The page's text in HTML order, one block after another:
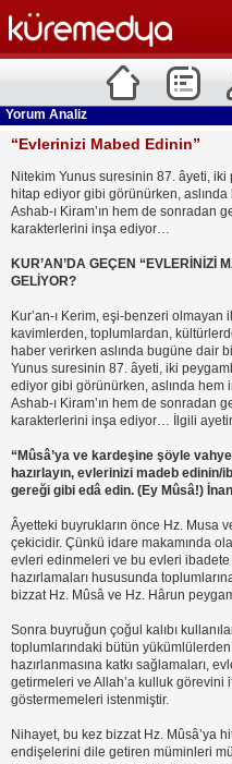
Yorum Analiz
“Evlerinizi Mabed Edinin”
Nitekim Yunus suresinin 87. âyeti,
hitap ediyor gibi görünürken,
Ashab-ı Kiram’ın hem de sonradan
karakterlerini inşa ediyor…
KUR’AN’DA GEÇEN “EVLERİNİZİ
GELİYOR?
Kur’an-ı Kerim, eşi-benzeri
kavimlerden, toplumlardan,
haber verirken aslında bugüne dair
Yunus suresinin 87. âyeti, iki
ediyor gibi görünürken, aslında hem
Ashab-ı Kiram’ın hem de sonradan
karakterlerini inşa ediyor… İlgili
“Mûsâ’ya ve kardeşine şöyle
hazırlayın, evlerinizi madeb edinin/
gereği gibi edâ edin. (Ey Mûsâ!)
Âyetteki buyrukların önce Hz. Musa
çekicidir. Çünkü idare makamında
evleri edinmeleri ve bu evleri
hazırlamaları hususunda
bizzat Hz. Mûsâ ve Hz. Hârun
Sonra buyruğun çoğul kalıbı
toplumlarındaki bütün
hazırlanmasına katkı sağlamaları,
getirmeleri ve Allah’a kulluk görevini
göstermemeleri istenmiştir.
Nihayet, bu kez bizzat Hz. Mûsâ’ya
endişelerini dile getiren müminleri